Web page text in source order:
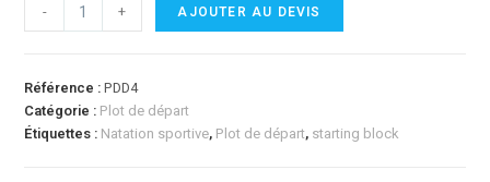
- + AJOUTER AU DEVIS
Référence :PDD4
Catégorie : Plot de départ
Étiquettes : Natation sportive, Plot de départ, starting block